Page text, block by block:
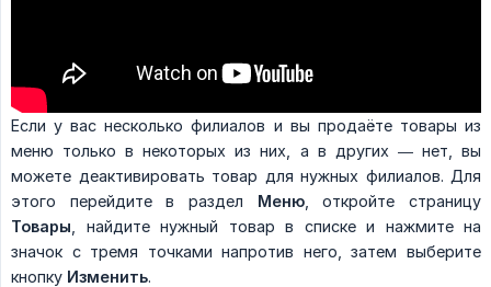
Если у вас несколько филиалов и вы продаёте товары из
меню только в некоторых из них, а в других — нет, вы
можете деактивировать товар для нужных филиалов. Для
этого перейдите в раздел Меню, откройте страницу
Товары , найдите нужный товар в списке и нажмите на
значок с тремя точками напротив него, затем выберите
кнопку Изменить.